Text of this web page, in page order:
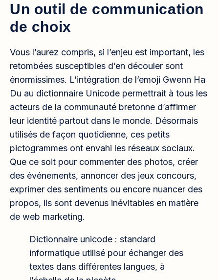
Un outil de communication
de choix
Vous l’aurez compris, si l’enjeu est important, les
retombées susceptibles d’en découler sont
énormissimes. L’intégration de l’emoji Gwenn Ha
Du au dictionnaire Unicode permettrait à tous les
acteurs de la communauté bretonne d’affirmer
leur identité partout dans le monde. Désormais
utilisés de façon quotidienne, ces petits
pictogrammes ont envahi les réseaux sociaux.
Que ce soit pour commenter des photos, créer
des événements, annoncer des jeux concours,
exprimer des sentiments ou encore nuancer des
propos, ils sont devenus inévitables en matière
de web marketing.
Dictionnaire unicode : standard
informatique utilisé pour échanger des
textes dans différentes langues, à